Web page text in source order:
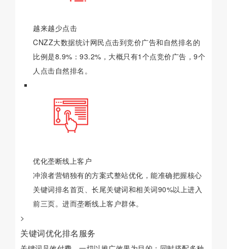
越来越少点击
CNZZ大数据统计网民点击到竞价广告和自然排名的
比例是8.9%：93.2%，大概只有1个点竞价广告，9个
人点击自然排名。
优化垄断线上客户
冲浪者营销独有的方案式整站优化，能准确把握核心
关键词排名首页、长尾关键词和相关词90%以上进入
前三页。进而垄断线上客户群体。
>
关键词优化排名服务